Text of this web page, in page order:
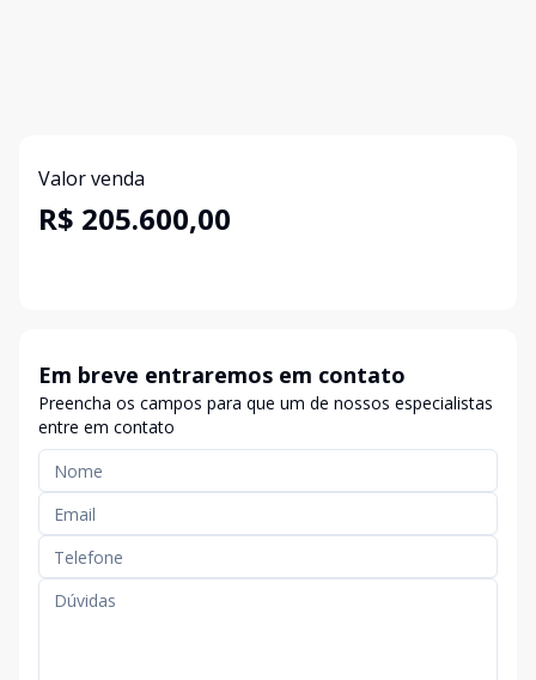
Valor venda
R$ 205.600,00
Em breve entraremos em contato
Preencha os campos para que um de nossos especialistas
entre em contato